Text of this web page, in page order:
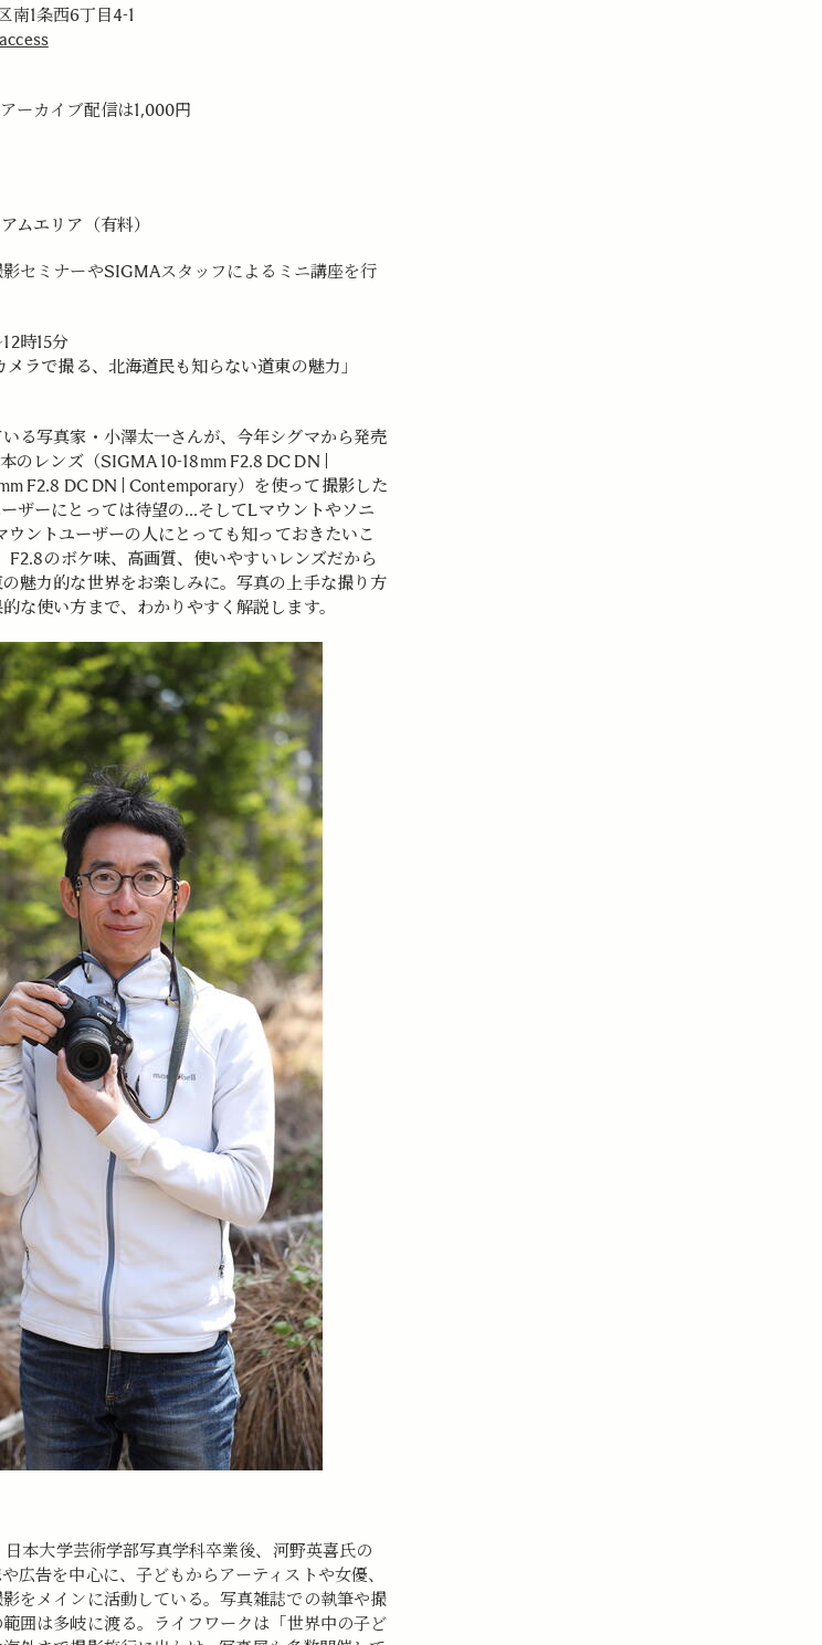
南1条西6丁目4-1
ーカイブ配信は1,000円
ムエリア（有料）
セミナーやSIGMAスタッフによるミニ講座を行
時15分
メラで撮る、北海道民も知らない道東の魅力」
る写真家・小澤太一さんが、今年シグマから発売
のレンズ（SIGMA 10-18mm F2.8 DC DN |
F2.8 DC DN | Contemporary）を使って撮影した
ザーにとっては待望の...そしてLマウントやソニ
ウントユーザーの人にとっても知っておきたいこ
F2.8のボケ味、高画質、使いやすいレンズだから
魅力的な世界をお楽しみに。写真の上手な撮り方
な使い方まで、わかりやすく解説します。
日本大学芸術学部写真学科卒業後、 河野英喜氏の
広告を中心に、 子どもからアーティストや女優、
をメインに活動している。写真雑誌での執筆や撮
囲は多岐に渡る。ライフワークは「 世界中の子ど